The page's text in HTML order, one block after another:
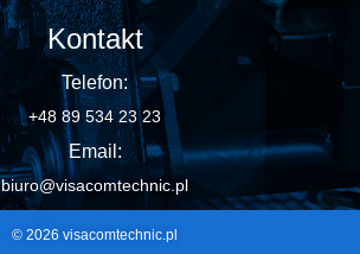
Kontakt
Telefon:
+48 89 534 23 23
Email:
biuro@visacomtechnic.pl
© 2026 visacomtechnic.pl